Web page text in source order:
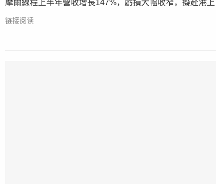
摩爾線程上半年營收增長147%，虧損大幅收窄，擬赴港上
链接阅读